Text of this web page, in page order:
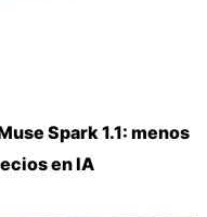
Spark 1.1: menos
en IA